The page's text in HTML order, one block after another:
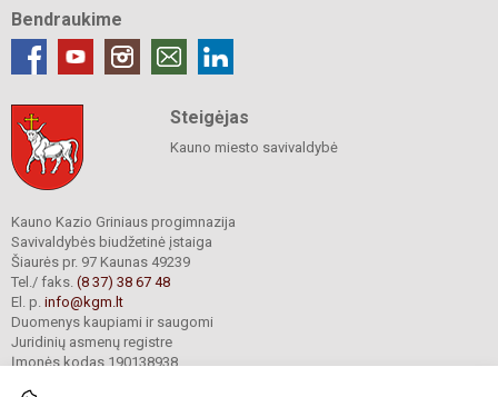
Bendraukime
Steigėjas
Kauno miesto savivaldybė
Kauno Kazio Griniaus progimnazija
Savivaldybės biudžetinė įstaiga
Šiaurės pr. 97 Kaunas 49239
Tel./ faks. (8 37) 38 67 48
El. p. info@kgm.lt
Duomenys kaupiami ir saugomi
Juridinių asmenų registre
Įmonės kodas 190138938